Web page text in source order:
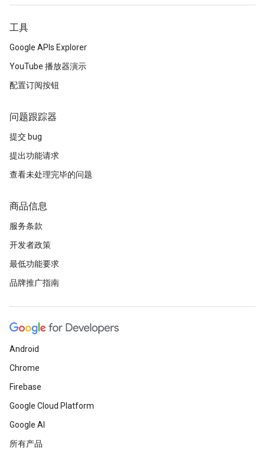
工具
Google APIs Explorer
YouTube 播放器演示
配置订阅按钮
问题跟踪器
提交 bug
提出功能请求
查看未处理完毕的问题
商品信息
服务条款
开发者政策
最低功能要求
品牌推广指南
Android
Chrome
Firebase
Google Cloud Platform
Google AI
所有产品